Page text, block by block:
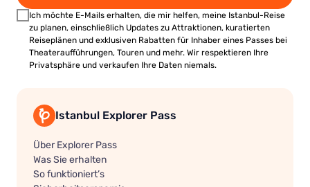
Ich möchte E-Mails erhalten, die mir helfen, meine Istanbul-Reise
zu planen, einschließlich Updates zu Attraktionen, kuratierten
Reiseplänen und exklusiven Rabatten für Inhaber eines Passes bei
Theateraufführungen, Touren und mehr. Wir respektieren Ihre
Privatsphäre und verkaufen Ihre Daten niemals.
Istanbul Explorer Pass
Über Explorer Pass
Was Sie erhalten
So funktioniert’s